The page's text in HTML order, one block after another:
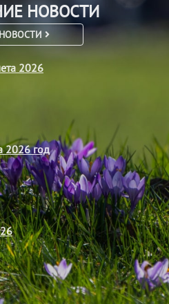
НОВОСТИ
2026
2026 год